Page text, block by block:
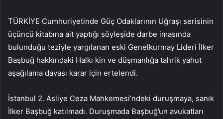
TÜRKİYE Cumhuriyetinde Güç Odaklarının Uğraşı serisinin
üçüncü kitabına ait yaptığı söyleşide darbe imasında
bulunduğu teziyle yargılanan eski Genelkurmay Lideri İlker
Başbuğ hakkındaki Halkı kin ve düşmanlığa tahrik yahut
aşağılama davası karar için ertelendi.
İstanbul 2. Asliye Ceza Mahkemesi’ndeki duruşmaya, sanık
İlker Başbuğ katılmadı. Duruşmada Başbuğ’un avukatları